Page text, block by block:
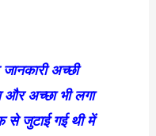
अच्छी
अच्छा भी लगा
से जुटाई गई थी में